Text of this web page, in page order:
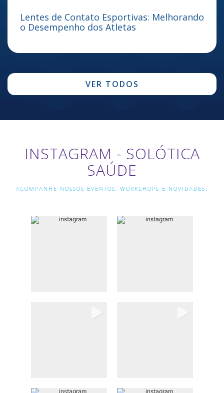
Lentes de Contato Esportivas: Melhorando
o Desempenho dos Atletas
VER TODOS
INSTAGRAM - SOLÓTICA
SAÚDE
ACOMPANHE NOSSOS EVENTOS, WORKSHOPS E NOVIDADES.